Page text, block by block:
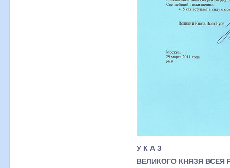
У К А З
ВЕЛИКОГО КНЯЗЯ ВСЕЯ